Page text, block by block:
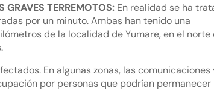
GRAVES TERREMOTOS: En realidad se ha
por un minuto. Ambas han tenido una
de la localidad de Yumare, en el norte
En algunas zonas, las comunicaciones
por personas que podrían permanecer